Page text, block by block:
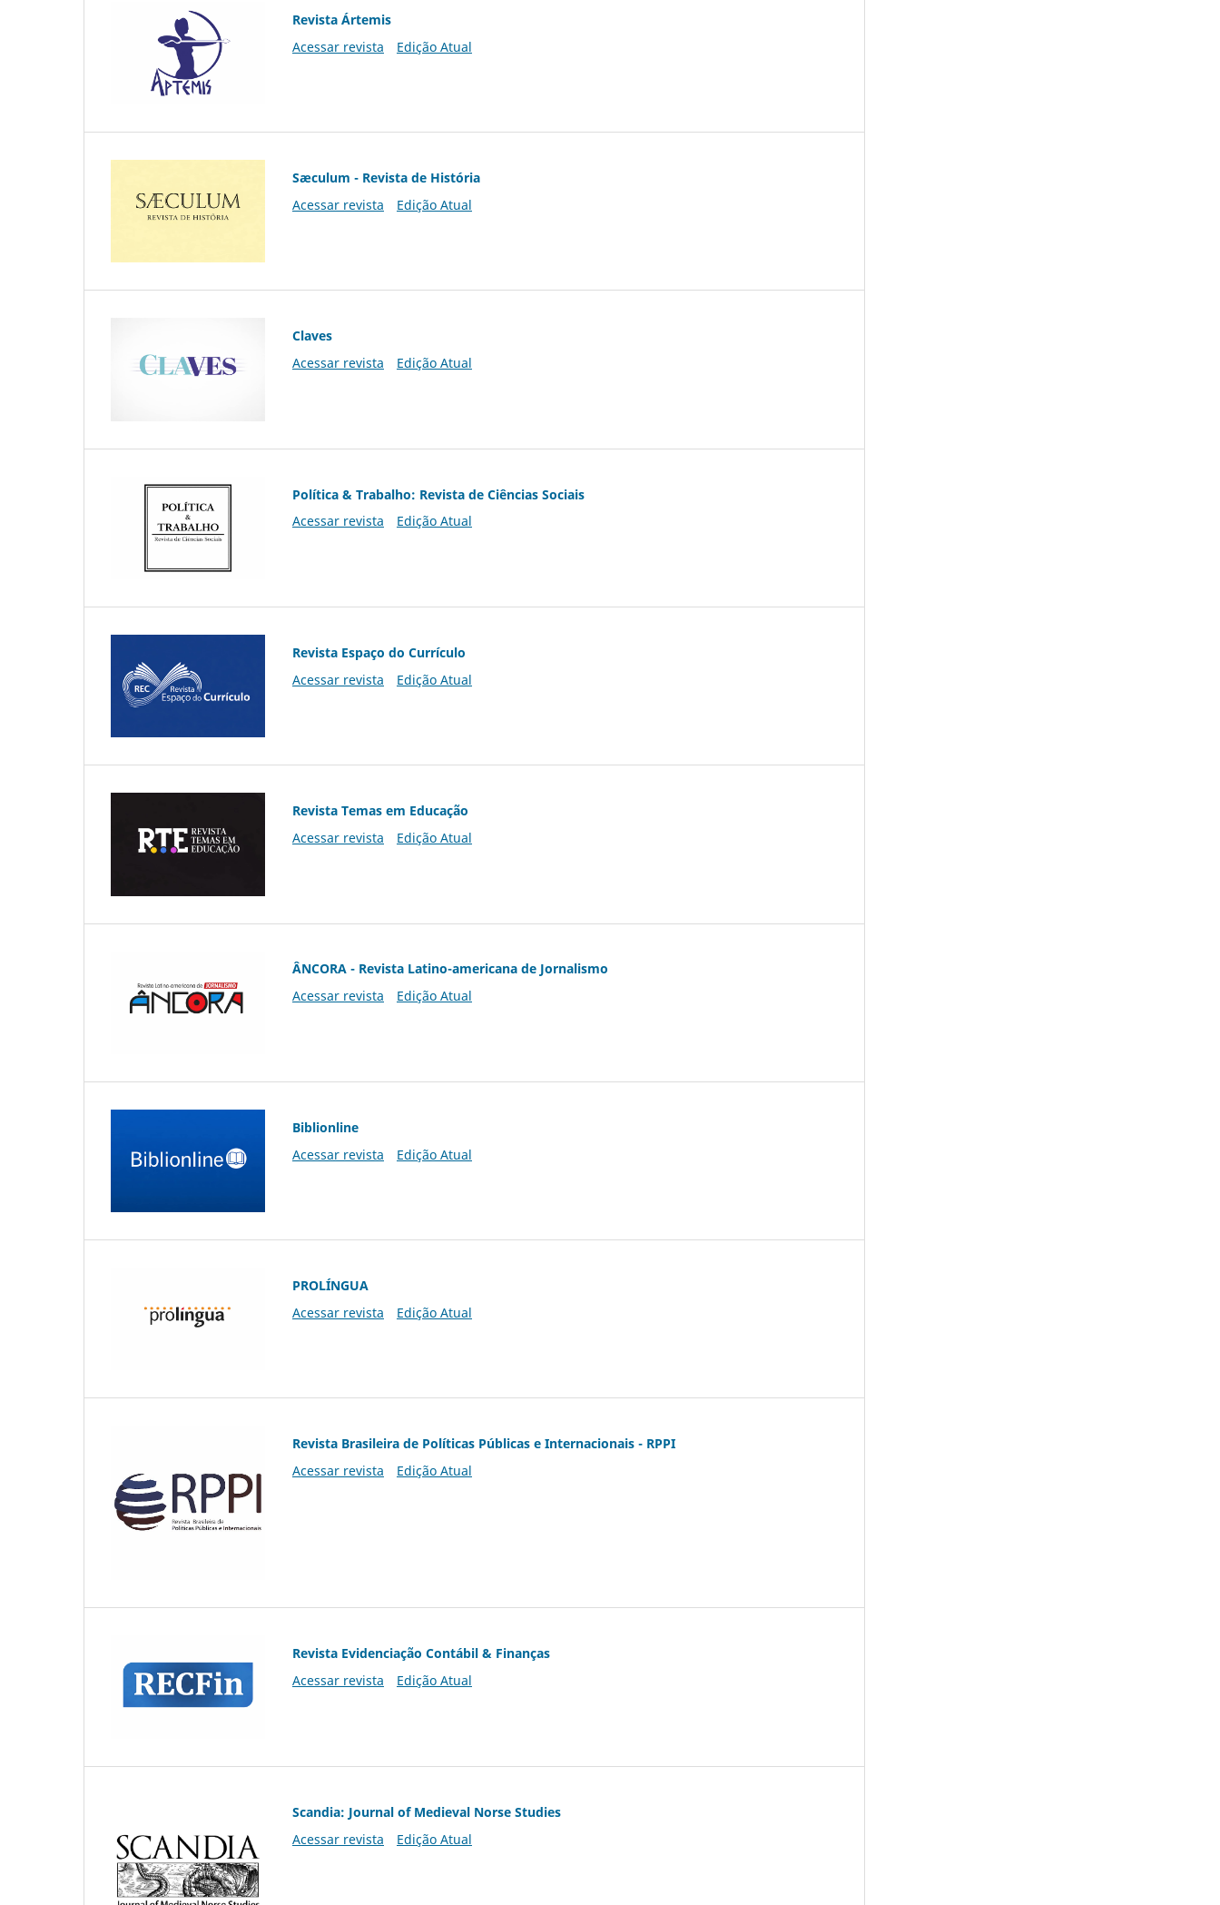
Revista Ártemis
Acessar revista
Edição Atual
Sæculum - Revista de História
Acessar revista
Edição Atual
Claves
Acessar revista
Edição Atual
Política & Trabalho: Revista de Ciências Sociais
Acessar revista
Edição Atual
Revista Espaço do Currículo
Acessar revista
Edição Atual
Revista Temas em Educação
Acessar revista
Edição Atual
ÂNCORA - Revista Latino-americana de Jornalismo
Acessar revista
Edição Atual
Biblionline
Acessar revista
Edição Atual
PROLÍNGUA
Acessar revista
Edição Atual
Revista Brasileira de Políticas Públicas e Internacionais - RPPI
Acessar revista
Edição Atual
Revista Evidenciação Contábil & Finanças
Acessar revista
Edição Atual
Scandia: Journal of Medieval Norse Studies
Acessar revista
Edição Atual